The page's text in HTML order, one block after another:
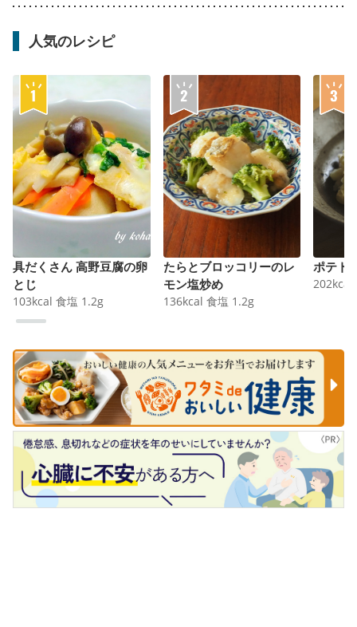
人気のレシピ
具だくさん 高野豆腐の卵
とじ
103kcal 食塩 1.2g
たらとブロッコリーのレ
モン塩炒め
136kcal 食塩 1.2g
ポテト
202kcal